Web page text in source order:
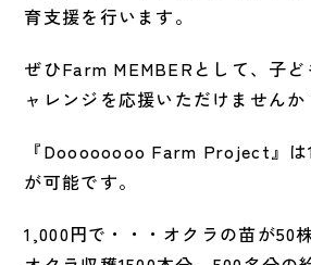
育支援を行います。
ぜひFarm MEMBERとして、子
ャレンジを応援いただけませんか
『Doooooooo Farm Project』は
が可能です。
1,000円で・・・オクラの苗が50